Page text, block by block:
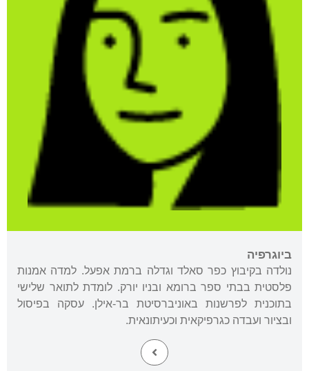
ביוגרפיה
נולדה בקיבוץ כפר סאלד וגדלה ברמת אפעל. למדה אמנות
פלסטית בבתי ספר ברומא ובניו יורק. לומדת לתואר שלישי
בתוכנית לפרשנות באוניברסיטת בר-אילן. עסקה בפיסול
ובציור ועבדה כגרפיקאית וכעיתונאית.